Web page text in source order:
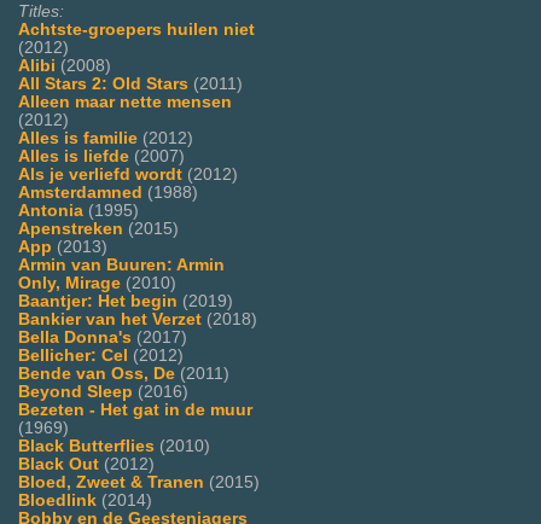
Titles:
Achtste-groepers huilen niet
(2012)
Alibi (2008)
All Stars 2: Old Stars (2011)
Alleen maar nette mensen
(2012)
Alles is familie (2012)
Alles is liefde (2007)
Als je verliefd wordt (2012)
Amsterdamned (1988)
Antonia (1995)
Apenstreken (2015)
App (2013)
Armin van Buuren: Armin
Only, Mirage (2010)
Baantjer: Het begin (2019)
Bankier van het Verzet (2018)
Bella Donna's (2017)
Bellicher: Cel (2012)
Bende van Oss, De (2011)
Beyond Sleep (2016)
Bezeten - Het gat in de muur
(1969)
Black Butterflies (2010)
Black Out (2012)
Bloed, Zweet & Tranen (2015)
Bloedlink (2014)
Bobby en de Geestenjagers